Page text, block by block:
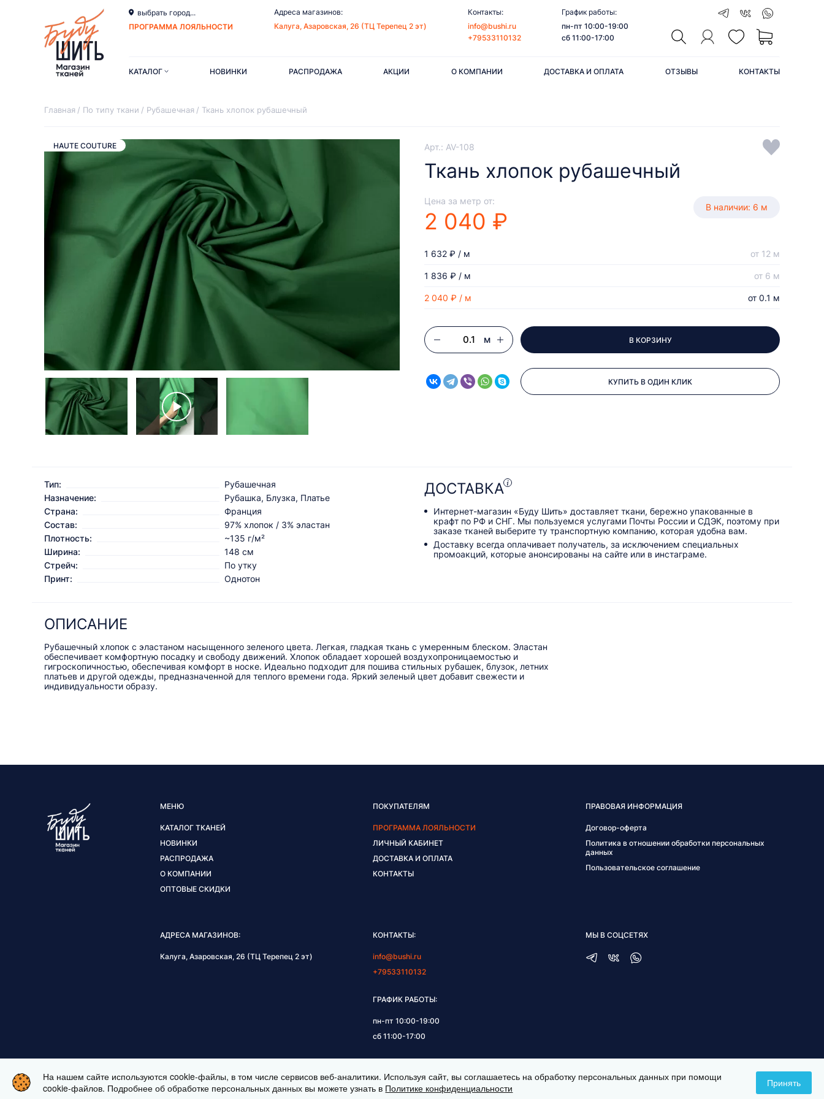
выбрать город...
ПРОГРАММА ЛОЯЛЬНОСТИ
Адреса магазинов:
Калуга, Азаровская, 26 (ТЦ Терепец 2 эт)
Контакты:
info@bushi.ru
+79533110132
График работы:
пн-пт 10:00-19:00
сб 11:00-17:00
КАТАЛОГ НОВИНКИ РАСПРОДАЖА АКЦИИ О КОМПАНИИ ДОСТАВКА И ОПЛАТА ОТЗЫВЫ КОНТАКТЫ
Главная По типу ткани Рубашечная Ткань хлопок рубашечный
Арт.: AV-108
Ткань хлопок рубашечный
Цена за метр от:
2 040 ₽
В наличии: 6 м
2 040 ₽ / м от 0.1 м
1 836 ₽ / м от 6 м
1 632 ₽ / м от 12 м
м В КОРЗИНУ
КУПИТЬ В ОДИН КЛИК
HAUTE COUTURE
Тип:
Рубашечная
Назначение:
Рубашка, Блузка, Платье
Страна:
Франция
Состав:
97% хлопок / 3% эластан
Плотность:
~135 г/м²
Ширина:
148 см
Стрейч:
По утку
Принт:
Однотон
ДОСТАВКА
Интернет-магазин «Буду Шить» доставляет ткани, бережно упакованные в
крафт по РФ и СНГ. Мы пользуемся услугами Почты России и СДЭК, поэтому при
заказе тканей выберите ту транспортную компанию, которая удобна вам.
Доставку всегда оплачивает получатель, за исключением специальных
промоакций, которые анонсированы на сайте или в инстаграме.
ОПИСАНИЕ
Рубашечный хлопок с эластаном насыщенного зеленого цвета. Легкая, гладкая ткань с умеренным блеском. Эластан
обеспечивает комфортную посадку и свободу движений. Хлопок обладает хорошей воздухопроницаемостью и
гигроскопичностью, обеспечивая комфорт в носке. Идеально подходит для пошива стильных рубашек, блузок, летних
платьев и другой одежды, предназначенной для теплого времени года. Яркий зеленый цвет добавит свежести и
индивидуальности образу.
ЗАКАЗАТЬ ВИДЕОЗВОНОК
МЕНЮ
КАТАЛОГ ТКАНЕЙ
НОВИНКИ
РАСПРОДАЖА
О КОМПАНИИ
ОПТОВЫЕ СКИДКИ
ПОКУПАТЕЛЯМ
ПРОГРАММА ЛОЯЛЬНОСТИ
ЛИЧНЫЙ КАБИНЕТ
ДОСТАВКА И ОПЛАТА
КОНТАКТЫ
ПРАВОВАЯ ИНФОРМАЦИЯ
Договор-оферта
Политика в отношении обработки персональных
данных
Пользовательское соглашение
АДРЕСА МАГАЗИНОВ:
Калуга, Азаровская, 26 (ТЦ Терепец 2 эт)
КОНТАКТЫ:
info@bushi.ru
+79533110132
ГРАФИК РАБОТЫ:
пн-пт 10:00-19:00
сб 11:00-17:00
МЫ В СОЦСЕТЯХ
ИНТЕРНЕТ МАГАЗИН ТКАНЕЙ BUSHI.RU. ВСЕ ПРАВА ЗАЩИЩЕНЫ © 2026 ITESCORT;
На нашем сайте используются cookie-файлы, в том числе сервисов веб-аналитики. Используя сайт, вы соглашаетесь на обработку персональных данных при помощи
cookie-файлов. Подробнее об обработке персональных данных вы можете узнать в Политике конфиденциальности Принять